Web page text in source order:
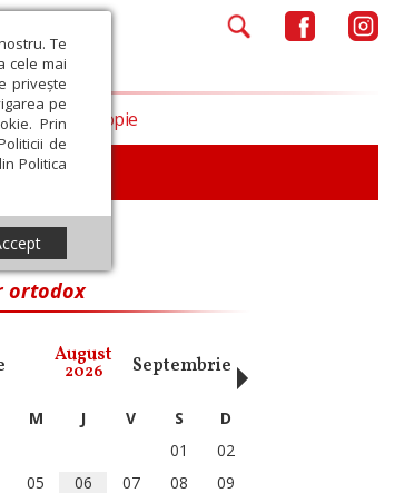
Te
cele mai
privește
pe
Prin
de
Politica
Filantropie
ortodox
August
2026 Septembrie Octombrie
M J V S
D
01
02
05 06 07 08
09